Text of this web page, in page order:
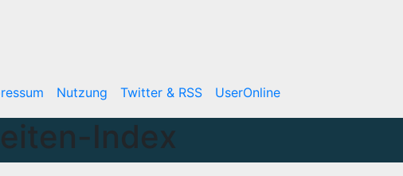
Nutzung Twitter & RSS UserOnline
Index